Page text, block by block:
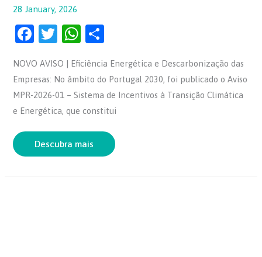
28 January, 2026
F
c
e
b
o
o
T
itt
er
W
at
s
A
p
p
ar
e
NOVO AVISO | Eficiência Energética e Descarbonização das
Empresas: No âmbito do Portugal 2030, foi publicado o Aviso
MPR-2026-01 – Sistema de Incentivos à Transição Climática
e Energética, que constitui
Descubra mais